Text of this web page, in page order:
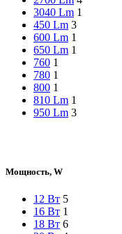
3040 Lm 1
450 Lm 3
600 Lm 1
650 Lm 1
760 1
780 1
800 1
810 Lm 1
950 Lm 3
Мощность, W
12 Вт 5
16 Вт 1
18 Вт 6